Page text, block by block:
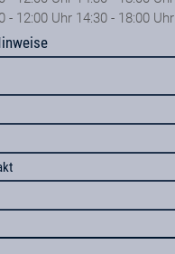
- 12:00 Uhr 14:30 - 18:00 Uhr